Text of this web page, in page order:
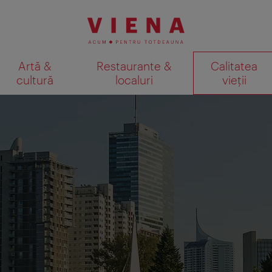
Artă &
cultură
Restaurante &
localuri
Calitatea
vieții
Afişare rezultate căutare